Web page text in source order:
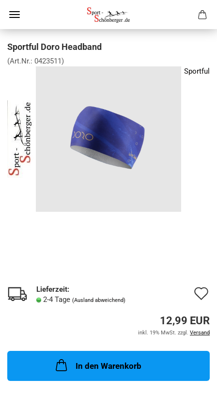
Sportful Doro Headband
(Art.Nr.: 0423511)
Sportful
Lieferzeit:
2-4 Tage (Ausland abweichend)
12,99 EUR
inkl. 19% MwSt. zzgl. Versand
In den Warenkorb